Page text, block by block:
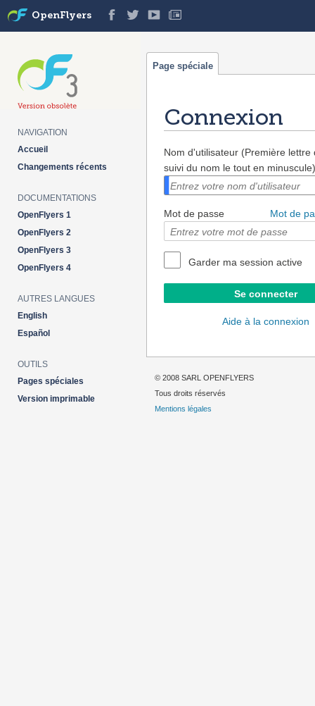
Connexion
Nom d'utilisateur (Première lettre
suivi du nom le tout en minuscule)
Mot de passe Mot de
Garder ma session active
Aide à la connexion
Page spéciale
OpenFlyers
NAVIGATION
Accueil
Changements récents
DOCUMENTATIONS
OpenFlyers 1
OpenFlyers 2
OpenFlyers 3
OpenFlyers 4
AUTRES LANGUES
English
Español
OUTILS
Pages spéciales
Version imprimable
© 2008 SARL OPENFLYERS
Tous droits réservés
Mentions légales